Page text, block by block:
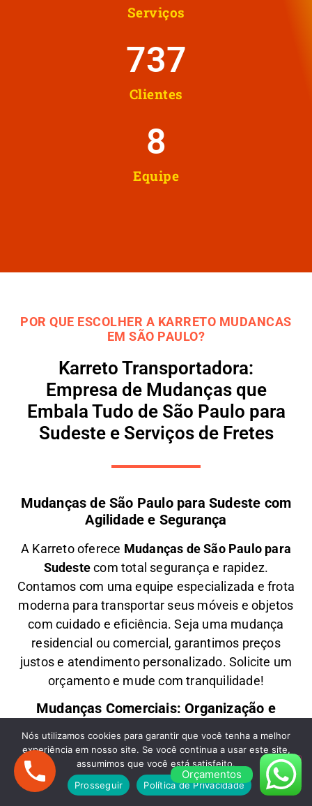
Serviços
Clientes
737
Equipe
8
POR QUE ESCOLHER A KARRETO MUDANCAS
EM SÃO PAULO?
Karreto Transportadora:
Empresa de Mudanças que
Embala Tudo de São Paulo para
Sudeste e Serviços de Fretes
Mudanças de São Paulo para Sudeste com
Agilidade e Segurança
A Karretooferece Mudanças de São Paulo para
Sudestecom total segurança e rapidez.
Contamos com uma equipe especializada e frota
moderna para transportar seus móveis e objetos
comcuidado e eficiência. Seja uma mudança
residencial ou comercial , garantimos preços
justos e atendimento personalizado. Solicite um
orçamento e mude com tranquilidade!
Mudanças Comerciais: Organização e
Precisa de umaMudança Comercialde São
Paulo para Sudeste ? AKarretocuida de toda a
logística paraescritórios, lojas e empresas,
Orçamentos
Nós utilizamos cookies para garantir que você tenha a melhor
experiência em nosso site. Se você continua a usar este site,
assumimos que você está satisfeito.
Prosseguir
Política de Privacidade